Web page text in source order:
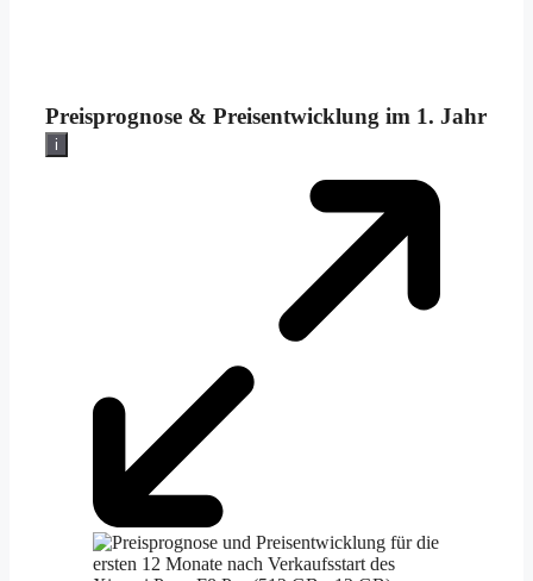
Preisprognose & Preisentwicklung im 1. Jahr
i